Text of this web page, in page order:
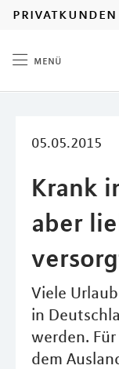
privatkunden
menü
05.05.2015
Krank
aber
Viele
in
werden.
dem